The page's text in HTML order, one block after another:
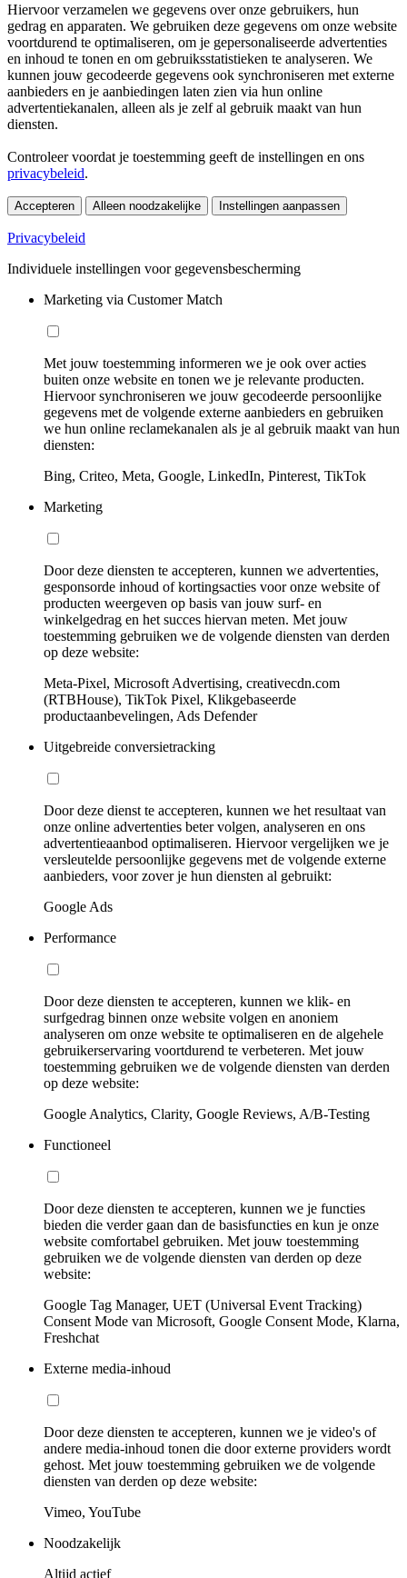
Hiervoor verzamelen we gegevens over onze gebruikers, hun
gedrag en apparaten. We gebruiken deze gegevens om onze website
voortdurend te optimaliseren, om je gepersonaliseerde advertenties
en inhoud te tonen en om gebruiksstatistieken te analyseren. We
kunnen jouw gecodeerde gegevens ook synchroniseren met externe
aanbieders en je aanbiedingen laten zien via hun online
advertentiekanalen, alleen als je zelf al gebruik maakt van hun
diensten.
Controleer voordat je toestemming geeft de instellingen en ons
privacybeleid.
Accepteren Alleen noodzakelijke Instellingen aanpassen
Privacybeleid
Individuele instellingen voor gegevensbescherming
Marketing via Customer Match
Met jouw toestemming informeren we je ook over acties
buiten onze website en tonen we je relevante producten.
Hiervoor synchroniseren we jouw gecodeerde persoonlijke
gegevens met de volgende externe aanbieders en gebruiken
we hun online reclamekanalen als je al gebruik maakt van hun
diensten:
Bing, Criteo, Meta, Google, LinkedIn, Pinterest, TikTok
Marketing
Door deze diensten te accepteren, kunnen we advertenties,
gesponsorde inhoud of kortingsacties voor onze website of
producten weergeven op basis van jouw surf- en
winkelgedrag en het succes hiervan meten. Met jouw
toestemming gebruiken we de volgende diensten van derden
op deze website:
Meta-Pixel, Microsoft Advertising, creativecdn.com
(RTBHouse), TikTok Pixel, Klikgebaseerde
productaanbevelingen, Ads Defender
Uitgebreide conversietracking
Door deze dienst te accepteren, kunnen we het resultaat van
onze online advertenties beter volgen, analyseren en ons
advertentieaanbod optimaliseren. Hiervoor vergelijken we je
versleutelde persoonlijke gegevens met de volgende externe
aanbieders, voor zover je hun diensten al gebruikt:
Google Ads
Performance
Door deze diensten te accepteren, kunnen we klik- en
surfgedrag binnen onze website volgen en anoniem
analyseren om onze website te optimaliseren en de algehele
gebruikerservaring voortdurend te verbeteren. Met jouw
toestemming gebruiken we de volgende diensten van derden
op deze website:
Google Analytics, Clarity, Google Reviews, A/B-Testing
Functioneel
Door deze diensten te accepteren, kunnen we je functies
bieden die verder gaan dan de basisfuncties en kun je onze
website comfortabel gebruiken. Met jouw toestemming
gebruiken we de volgende diensten van derden op deze
website:
Google Tag Manager, UET (Universal Event Tracking)
Consent Mode van Microsoft, Google Consent Mode, Klarna,
Freshchat
Externe media-inhoud
Door deze diensten te accepteren, kunnen we je video's of
andere media-inhoud tonen die door externe providers wordt
gehost. Met jouw toestemming gebruiken we de volgende
diensten van derden op deze website:
Vimeo, YouTube
Noodzakelijk
Altijd actief